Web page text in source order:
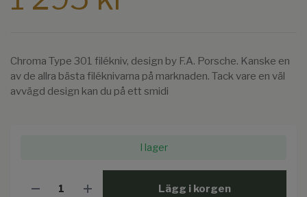
Chroma Type 301 filékniv, design by F.A. Porsche. Kanske en
av de allra bästa filéknivarna på marknaden. Tack vare en väl
avvägd design kan du på ett smidi
I lager
Lägg i korgen